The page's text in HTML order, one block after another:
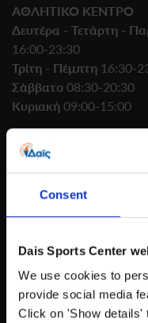
Consent
Dais Sports Center
We use cookies to
provide social media
Click on 'Show details'
ΑΘΛΗΤΙΚΟ ΚΕΝΤΡΟ
Δευτέρα - Τετάρτη -
16:00-23:30
Τρίτη - Πέμπτη 16:30-
Σάββατο08:30-20:30
Κυριακή09:00-15:00
ΚΟΛΥΜΒΗΤΗΡΙΟ
Δευτέρα - Παρασκευή
06:30-08:30, 19:00-
Σάββατο11:30-18:30
Κυριακή09:00-14:30